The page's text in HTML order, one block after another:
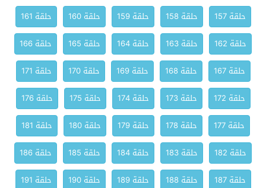
حلقة 157 حلقة 158 حلقة 159 حلقة 160
حلقة 161
حلقة 162
حلقة 163 حلقة 164 حلقة 165
حلقة 166
حلقة 167
حلقة 168 حلقة 169 حلقة 170
حلقة 171
حلقة 172
حلقة 173 حلقة 174 حلقة 175
حلقة 176
حلقة 177
حلقة 178 حلقة 179 حلقة 180
حلقة 181
حلقة 182
حلقة 183 حلقة 184 حلقة 185
حلقة 186
حلقة 187
حلقة 188 حلقة 189 حلقة 190
حلقة 191